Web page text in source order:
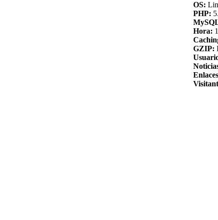
OS:
PHP:
Hora:
GZIP: